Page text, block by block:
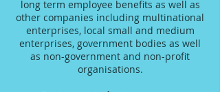
long term employee benefits as well as
other companies including multinational
enterprises, local small and medium
enterprises, government bodies as well
as non-government and non-profit
organisations.